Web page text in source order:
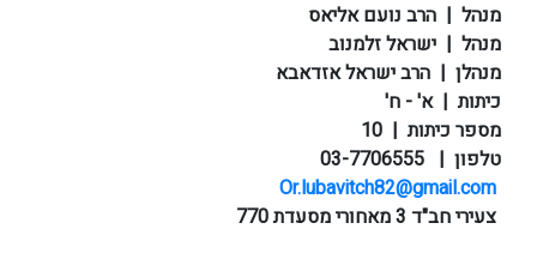
מנהל | הרב נועם אליאס
מנהל | ישראל זלמנוב
מנהלן | הרב ישראל אזדאבא
כיתות | א' - ח'
מספר כיתות | 10
טלפון | 03-7706555
Or.lubavitch82@gmail.com
צעירי חב"ד 3 מאחורי מסעדת 770